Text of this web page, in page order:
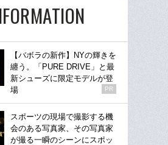
【バボラの新作】NYの輝きを
纏う。「PURE DRIVE」と最
新シューズに限定モデルが登
場
PR
スポーツの現場で撮影する機
会のある写真家、その写真家
が撮る一瞬のシーンにスポッ